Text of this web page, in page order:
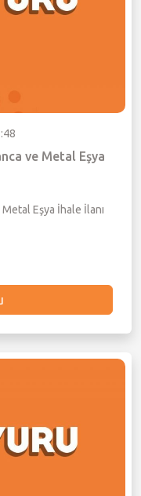
ve Metal Eşya
Hurda Av Tüfeği, Kuru Sıkı Tabanca ve Metal Eşya İhale İlanı